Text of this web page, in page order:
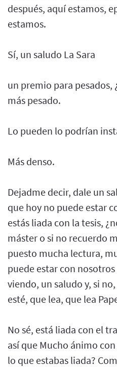
después, aquí estamos,
estamos.
Sí, un saludo La Sara
un premio para pesados,
más pesado.
Lo pueden lo podrían
Más denso.
Dejadme decir, dale un
que hoy no puede estar
estás liada con la tesis,
máster o si no recuerdo
puesto mucha lectura,
puede estar con
viendo, un saludo y, si
esté, que lea, que lea
No sé, está liada con el
así que Mucho ánimo
lo que estabas liada?